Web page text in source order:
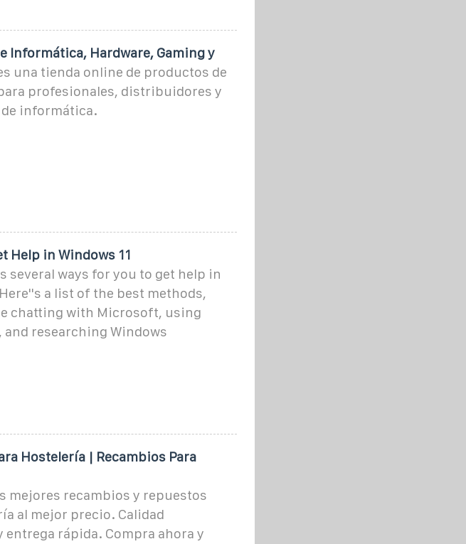
Informática, Hardware, Gaming y
una tienda online de productos de
profesionales, distribuidores y
informática.
Help in Windows 11
several ways for you to get help in
a list of the best methods,
chatting with Microsoft, using
and researching Windows
Hostelería | Recambios Para
mejores recambios y repuestos
al mejor precio. Calidad
entrega rápida. Compra ahora y